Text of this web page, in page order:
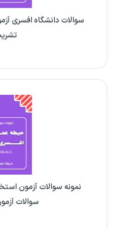
نمونه سوالات آزمون
سوالات